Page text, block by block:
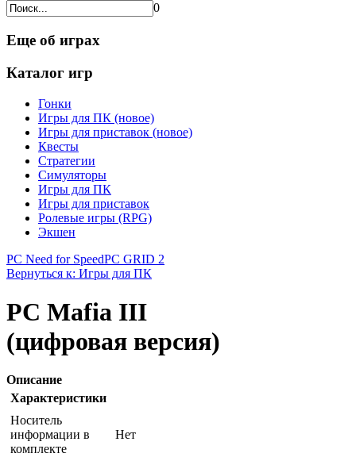
0
Еще об играх
Каталог игр
Гонки
Игры для ПК (новое)
Игры для приставок (новое)
Квесты
Стратегии
Симуляторы
Игры для ПК
Игры для приставок
Ролевые игры (RPG)
Экшен
PC Need for SpeedPC GRID 2
Вернуться к: Игры для ПК
PC Mafia III
(цифровая версия)
Описание
Характеристики
Носитель
информации в
комплекте
Нет